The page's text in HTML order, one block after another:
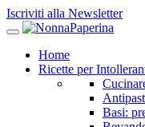
Iscriviti alla Newsletter
Home
Ricette per
Basi: